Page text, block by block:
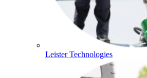
Leister Technologies